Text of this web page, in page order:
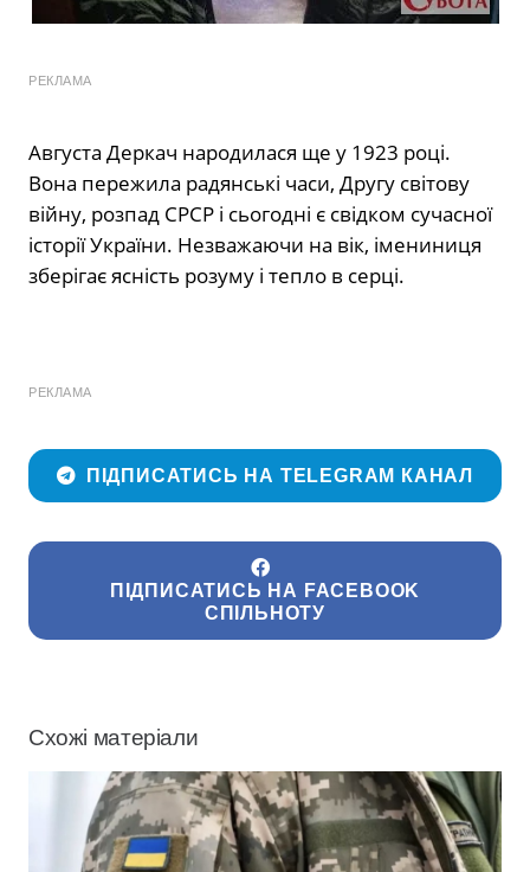
РЕКЛАМА
Августа Деркач народилася ще у 1923 році.
Вона пережила радянські часи, Другу світову
війну, розпад СРСР і сьогодні є свідком сучасної
історії України. Незважаючи на вік, імениниця
зберігає ясність розуму і тепло в серці.
РЕКЛАМА
ПІДПИСАТИСЬ НА TELEGRAM КАНАЛ
ПІДПИСАТИСЬ НА FACEBOOK
СПІЛЬНОТУ
Схожі матеріали